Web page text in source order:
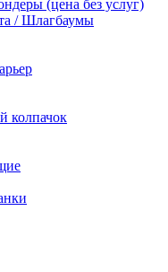
(цена без услуг)
/ Шлагбаумы
колпачок